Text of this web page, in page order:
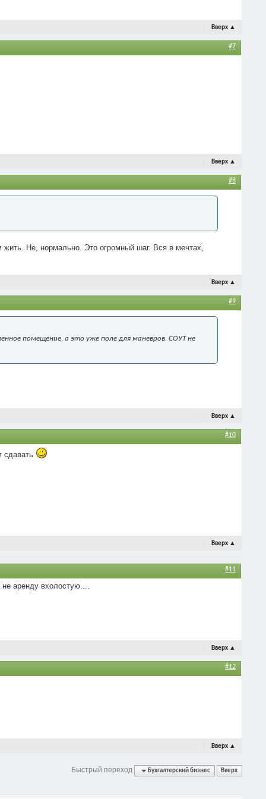
Вверх ▲
#7
Вверх ▲
#8
Не, нормально. Это огромный шаг. Вся в мечтах,
Вверх ▲
#9
помещение, а это уже поле для маневров. СОУТ не
Вверх ▲
#10
сдавать
Вверх ▲
#11
аренду вхолостую....
Вверх ▲
#12
Вверх ▲
Быстрый переход Бухгалтерский бизнес Вверх